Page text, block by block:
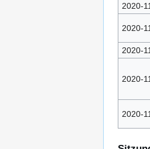
2020-
2020-
2020-
2020-
2020-